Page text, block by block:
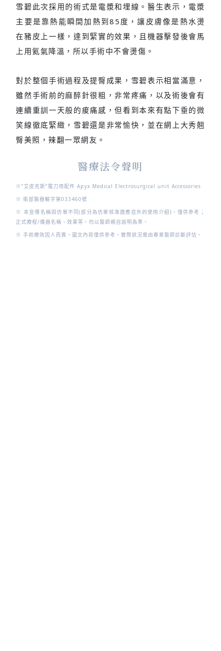
雪碧此次採用的術式是電漿和埋線。醫生表示，電漿
主要是靠熱能瞬間加熱到85度，讓皮膚像是熱水燙
在豬皮上一樣，達到緊實的效果，且機器擊發後會馬
上用氦氣降溫，所以手術中不會燙傷。
對於整個手術過程及提臀成果，雪碧表示相當滿意，
雖然手術前的麻醉針很粗，非常疼痛，以及術後會有
連續重訓一天般的痠痛感，但看到本來有點下垂的微
笑線徹底緊緻，雪碧還是非常愉快，並在網上大秀翹
臀美照，辣翻一眾網友。
醫療法令聲明
※“艾皮克斯”電刀用配件 Apyx Medical Electrosurgical unit Accessories
※衛部醫器輸字第033460號
※ 本宣傳名稱與仿單不同(部分為仿單核准適應症外的使用介紹)，僅供參考；
正式療程/儀器名稱、效果等，均以醫師親自說明為準。
※ 手術療效因人而異，圖文內容僅供參考，實際狀況需由專業醫師診斷評估。